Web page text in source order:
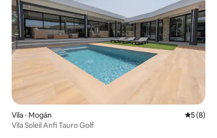
Vila ⋅ Mogán 5 de
5 (8)
Vila Soleil Anfi Tauro Golf